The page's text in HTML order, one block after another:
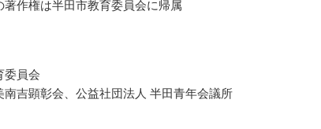
著作権は半田市教育委員会に帰属
委員会
南吉顕彰会、公益社団法人 半田青年会議所